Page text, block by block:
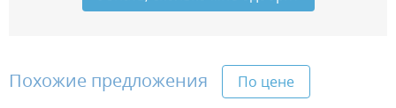
Похожие предложения По цене